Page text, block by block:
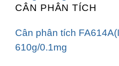
CÂN PHÂN TÍCH
Cân phân tích
610g/0.1mg